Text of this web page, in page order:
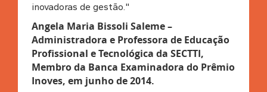
inovadoras de gestão."
Angela Maria Bissoli Saleme –
Administradora e Professora de Educação
Profissional e Tecnológica da SECTTI,
Membro da Banca Examinadora do Prêmio
Inoves, em junho de 2014.